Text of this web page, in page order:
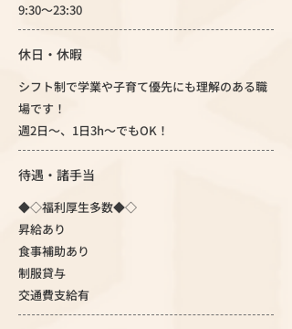
9:30～23:30
休日・休暇
シフト制で学業や子育て優先にも理解のある職
場です！
週2日～、1日3h～でもOK！
待遇・諸手当
◆◇福利厚生多数◆◇
昇給あり
食事補助あり
制服貸与
交通費支給有